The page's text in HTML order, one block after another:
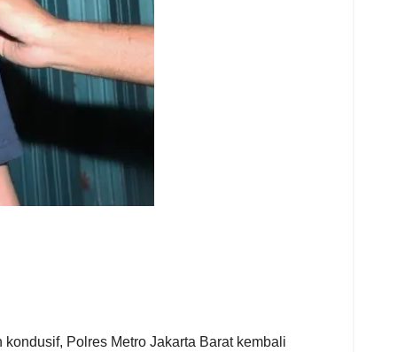
Polres Metro Jakarta Barat kembali